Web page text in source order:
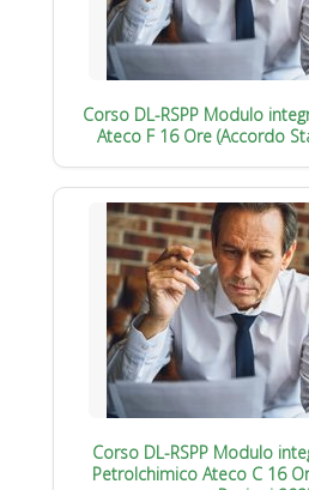
Corso DL-RSPP Modulo
Ateco F 16 Ore (Accordo
Corso DL-RSPP Modulo
Petrolchimico Ateco C 16